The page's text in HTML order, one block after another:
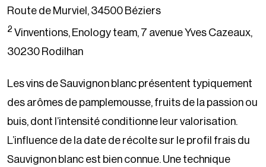
Route de Murviel, 34500 Béziers
2 Vinventions, Enology team, 7 avenue Yves Cazeaux,
30230 Rodilhan
Les vins de Sauvignon blanc présentent typiquement
des arômes de pamplemousse, fruits de la passion ou
buis, dont l’intensité conditionne leur valorisation.
L’influence de la date de récolte sur le profil frais du
Sauvignon blanc est bien connue. Une technique